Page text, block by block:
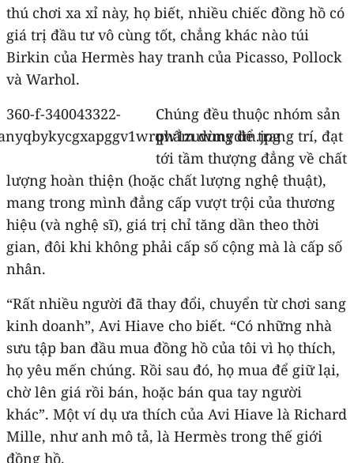
thú chơi xa xỉ này, họ biết, nhiều chiếc đồng hồ có
giá trị đầu tư vô cùng tốt, chẳng khác nào túi
Birkin của Hermès hay tranh của Picasso, Pollock
và Warhol.
Chúng đều thuộc nhóm sản
phẩm dùng để trang trí, đạt
tới tầm thượng đẳng về chất
lượng hoàn thiện (hoặc chất lượng nghệ thuật),
mang trong mình đẳng cấp vượt trội của thương
hiệu (và nghệ sĩ), giá trị chỉ tăng dần theo thời
gian, đôi khi không phải cấp số cộng mà là cấp số
nhân.
“Rất nhiều người đã thay đổi, chuyển từ chơi sang
kinh doanh”, Avi Hiave cho biết. “Có những nhà
sưu tập ban đầu mua đồng hồ của tôi vì họ thích,
họ yêu mến chúng. Rồi sau đó, họ mua để giữ lại,
chờ lên giá rồi bán, hoặc bán qua tay người
khác”. Một ví dụ ưa thích của Avi Hiave là Richard
Mille, như anh mô tả, là Hermès trong thế giới
đồng hồ.